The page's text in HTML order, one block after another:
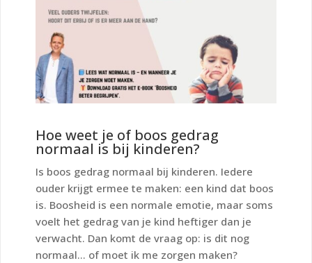
Hoe weet je of boos gedrag
normaal is bij kinderen?
Is boos gedrag normaal bij kinderen. Iedere
ouder krijgt ermee te maken: een kind dat boos
is. Boosheid is een normale emotie, maar soms
voelt het gedrag van je kind heftiger dan je
verwacht. Dan komt de vraag op: is dit nog
normaal… of moet ik me zorgen maken?